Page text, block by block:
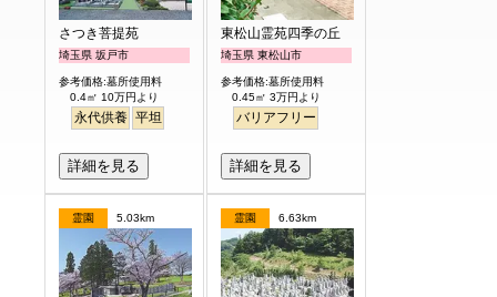
さつき菩提苑
埼玉県 坂戸市
参考価格:墓所使用料
0.4㎡ 10万円より
永代供養 平坦
詳細を見る
東松山霊苑四季の丘
埼玉県 東松山市
参考価格:墓所使用料
0.45㎡ 3万円より
バリアフリー
詳細を見る
霊園 5.03km 霊園 6.63km